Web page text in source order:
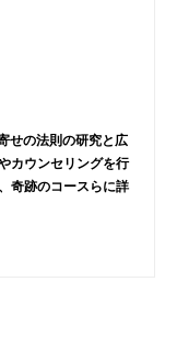
せの法則の研究と広
カウンセリングを行
奇跡のコースらに詳